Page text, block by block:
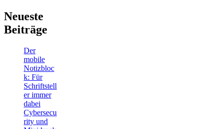
Neueste
Beiträge
Der
mobile
Notizbloc
k: Für
Schriftstell
er immer
dabei
Cybersecu
rity und